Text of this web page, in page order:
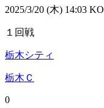
2025/3/20 (木) 14:03 KO
１回戦
栃木シティ
栃木Ｃ
0